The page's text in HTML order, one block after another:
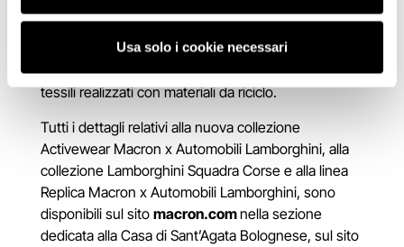
Usa solo i cookie necessari
sono certificati Global Recycled Standard, il più
importante standard internazionale per la
produzione sostenibile di indumenti e prodotti
tessili realizzati con materiali da riciclo.
Tutti i dettagli relativi alla nuova collezione
Activewear Macron x Automobili Lamborghini, alla
collezione Lamborghini Squadra Corse e alla linea
Replica Macron x Automobili Lamborghini, sono
disponibili sul sito macron.comnella sezione
dedicata alla Casa di Sant’Agata Bolognese, sul sito